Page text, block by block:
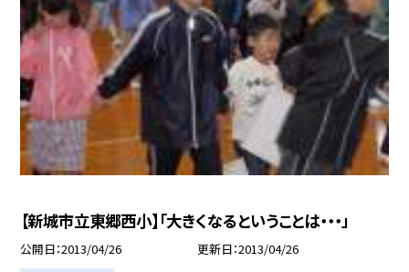
【新城市立東郷西小】「大きくなるということは・・・」
公開日 2013/04/26 更新日 2013/04/26